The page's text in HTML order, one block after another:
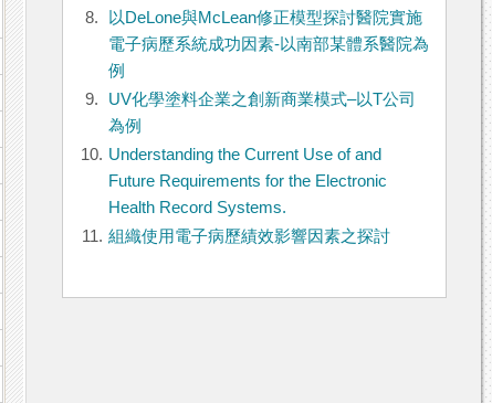
8.
以DeLone與McLean修正模型探討醫院實施
電子病歷系統成功因素-以南部某體系醫院為
例
9.
UV化學塗料企業之創新商業模式–以T公司
為例
10. Understanding the Current Use of and
Future Requirements for the Electronic
Health Record Systems.
11. 組織使用電子病歷績效影響因素之探討